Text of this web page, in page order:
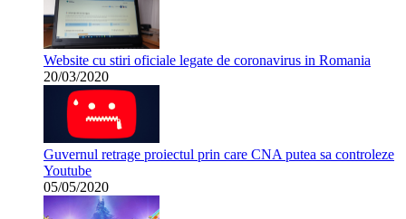
Website cu stiri oficiale legate de coronavirus in Romania
20/03/2020
Guvernul retrage proiectul prin care CNA putea sa controleze
Youtube
05/05/2020